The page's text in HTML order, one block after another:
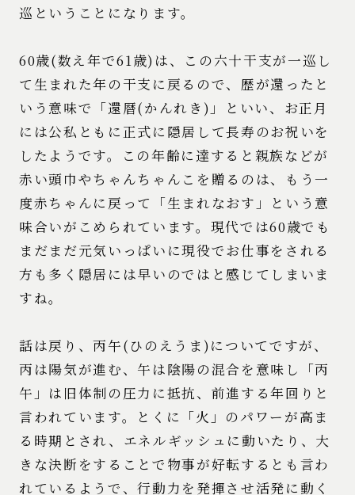
巡ということになります。
60歳(数え年で61歳)は、この六十干支が一巡し
て生まれた年の干支に戻るので、歴が還ったと
いう意味で「還暦(かんれき)」といい、お正月
には公私ともに正式に隠居して長寿のお祝いを
したようです。この年齢に達すると親族などが
赤い頭巾やちゃんちゃんこを贈るのは、もう一
度赤ちゃんに戻って「生まれなおす」という意
味合いがこめられています。現代では60歳でも
まだまだ元気いっぱいに現役でお仕事をされる
方も多く隠居には早いのではと感じてしまいま
すね。
話は戻り、丙午(ひのえうま)についてですが、
丙は陽気が進む、午は陰陽の混合を意味し「丙
午」は旧体制の圧力に抵抗、前進する年回りと
言われています。とくに「火」のパワーが高ま
る時期とされ、エネルギッシュに動いたり、大
きな決断をすることで物事が好転するとも言わ
れているようで、行動力を発揮させ活発に動く